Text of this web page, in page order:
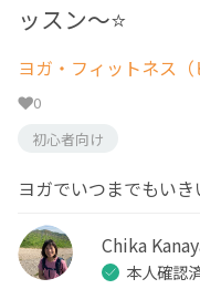
ッスン〜⭐️
ヨガ・フィットネス（
0
初心者向け
ヨガでいつまでもいき
Chika
本人確認